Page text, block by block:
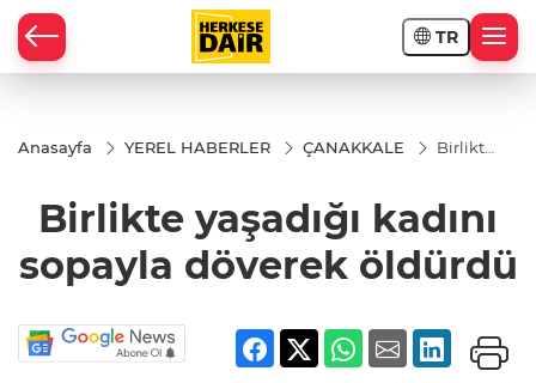
TR
Anasayfa YEREL HABERLER ÇANAKKALE
Birlikte
sopayla
döverek
Birlikte yaşadığı kadını
sopayla döverek öldürdü